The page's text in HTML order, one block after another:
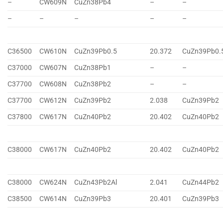
–
CW609N CuZn38Pb4 –
–
–
– – – –
C36500 CW610N CuZn39Pb0.5 20.372
C37000
CW607N CuZn38Pb1 –
–
C37700
CW608N CuZn38Pb2 –
–
C37700
CW612N CuZn39Pb2 2.038
CuZn39Pb2
C37800
CW617N CuZn40Pb2 20.402 CuZn40Pb2
C38000 CW617N CuZn40Pb2 20.402 CuZn40Pb2
C38000 CW624N CuZn43Pb2Al 2.041
CuZn44Pb2
C38500
CW614N CuZn39Pb3 20.401 CuZn39Pb3